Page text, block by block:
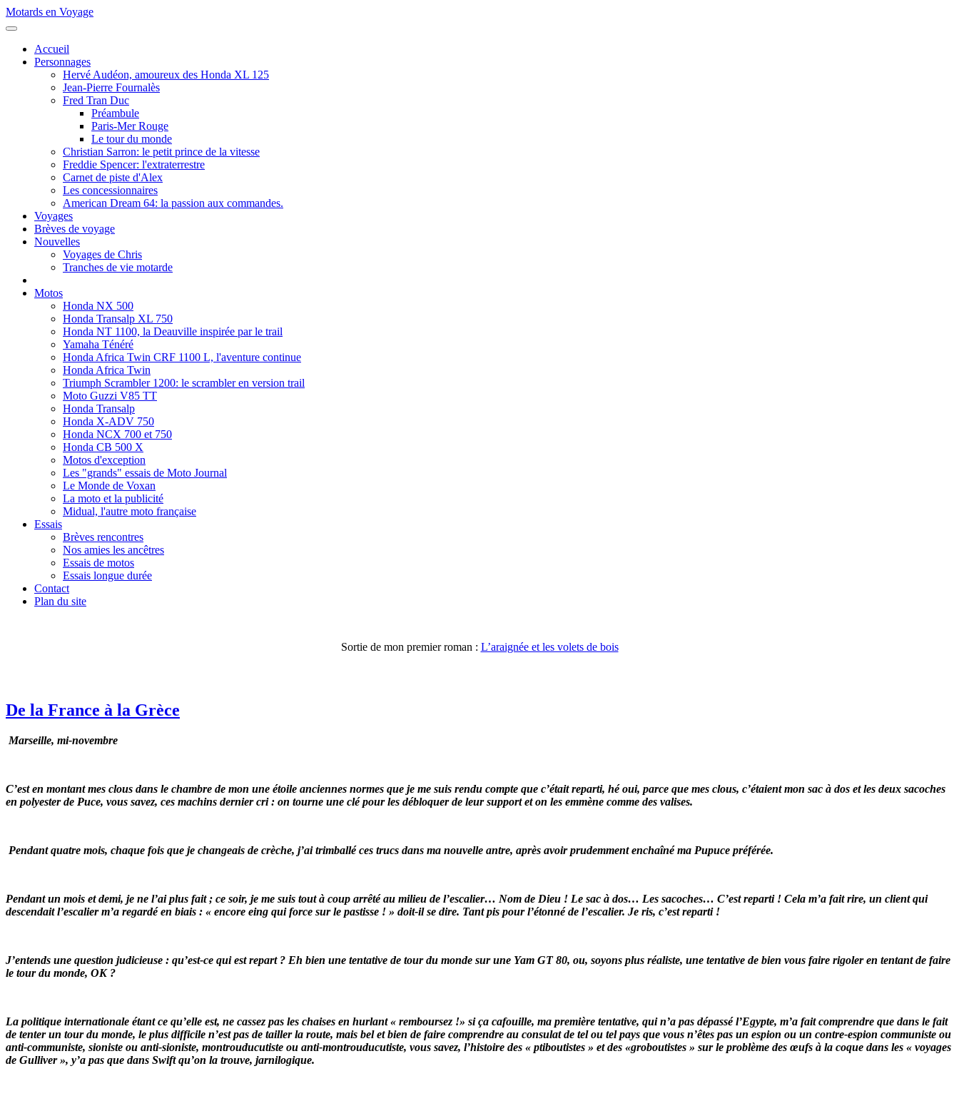
Motards en Voyage
Accueil
Personnages
Hervé Audéon, amoureux des Honda XL 125
Jean-Pierre Fournalès
Fred Tran Duc
Préambule
Paris-Mer Rouge
Le tour du monde
Christian Sarron: le petit prince de la vitesse
Freddie Spencer: l'extraterrestre
Carnet de piste d'Alex
Les concessionnaires
American Dream 64: la passion aux commandes.
Voyages
Brèves de voyage
Nouvelles
Voyages de Chris
Tranches de vie motarde
Motos
Honda NX 500
Honda Transalp XL 750
Honda NT 1100, la Deauville inspirée par le trail
Yamaha Ténéré
Honda Africa Twin CRF 1100 L, l'aventure continue
Honda Africa Twin
Triumph Scrambler 1200: le scrambler en version trail
Moto Guzzi V85 TT
Honda Transalp
Honda X-ADV 750
Honda NCX 700 et 750
Honda CB 500 X
Motos d'exception
Les "grands" essais de Moto Journal
Le Monde de Voxan
La moto et la publicité
Midual, l'autre moto française
Essais
Brèves rencontres
Nos amies les ancêtres
Essais de motos
Essais longue durée
Contact
Plan du site
Sortie de mon premier roman : L’araignée et les volets de bois
De la France à la Grèce
Marseille, mi-novembre
C’est en montant mes clous dans le chambre de mon une étoile anciennes normes que je me suis rendu compte que c’était reparti, hé oui, parce que mes clous, c’étaient mon sac à dos et les deux sacoches
en polyester de Puce, vous savez, ces machins dernier cri : on tourne une clé pour les débloquer de leur support et on les emmène comme des valises.
Pendant quatre mois, chaque fois que je changeais de crèche, j’ai trimballé ces trucs dans ma nouvelle antre, après avoir prudemment enchaîné ma Pupuce préférée.
Pendant un mois et demi, je ne l’ai plus fait ; ce soir, je me suis tout à coup arrêté au milieu de l’escalier… Nom de Dieu ! Le sac à dos… Les sacoches… C’est reparti ! Cela m’a fait rire, un client qui
descendait l’escalier m’a regardé en biais : « encore eing qui force sur le pastisse ! » doit-il se dire. Tant pis pour l’étonné de l’escalier. Je ris, c’est reparti !
J’entends une question judicieuse : qu’est-ce qui est repart ? Eh bien une tentative de tour du monde sur une Yam GT 80, ou, soyons plus réaliste, une tentative de bien vous faire rigoler en tentant de faire
le tour du monde, OK ?
La politique internationale étant ce qu’elle est, ne cassez pas les chaises en hurlant « remboursez !» si ça cafouille, ma première tentative, qui n’a pas dépassé l’Egypte, m’a fait comprendre que dans le fait
de tenter un tour du monde, le plus difficile n’est pas de tailler la route, mais bel et bien de faire comprendre au consulat de tel ou tel pays que vous n’êtes pas un espion ou un contre-espion communiste ou
anti-communiste, sioniste ou anti-sioniste, montrouducutiste ou anti-montrouducutiste, vous savez, l’histoire des « ptiboutistes » et des «groboutistes » sur le problème des œufs à la coque dans les « voyages
de Gulliver », y’a pas que dans Swift qu’on la trouve, jarnilogique.